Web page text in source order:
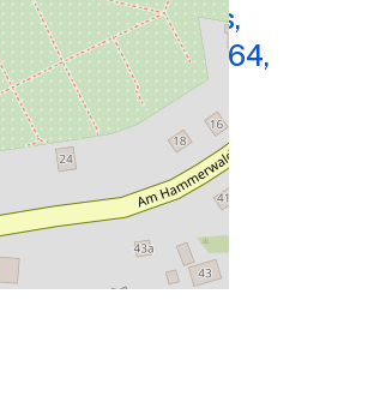
St. Franziskus,
Str. 11, 08064,
Routenplaner